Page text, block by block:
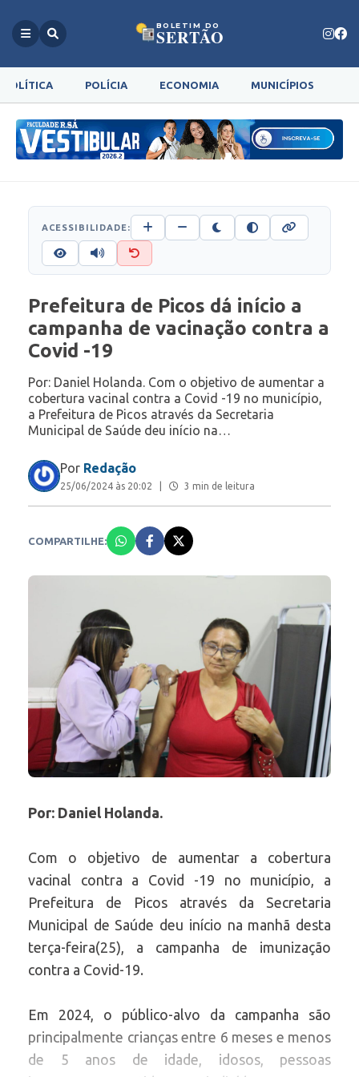
BOLETIM DO
SERTÃO
POLÍTICA POLÍCIA ECONOMIA MUNICÍPIOS
ACESSIBILIDADE:
Prefeitura de Picos dá início a
campanha de vacinação contra a
Covid -19
Por: Daniel Holanda. Com o objetivo de aumentar a
cobertura vacinal contra a Covid -19 no município,
a Prefeitura de Picos através da Secretaria
Municipal de Saúde deu início na…
Por Redação
25/06/2024 às 20:02 3 min de leitura
COMPARTILHE:
Por: Daniel Holanda.
Com o objetivo de aumentar a cobertura
vacinal contra a Covid -19 no município, a
Prefeitura de Picos através da Secretaria
Municipal de Saúde deu início na manhã desta
terça-feira(25), a campanha de imunização
contra a Covid-19.
Em 2024, o público-alvo da campanha são
principalmente crianças entre 6 meses e menos
de 5 anos de idade, idosos, pessoas